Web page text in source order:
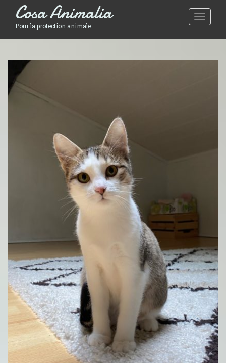
Toggle
Cosa Animalia
Pour la protection animale